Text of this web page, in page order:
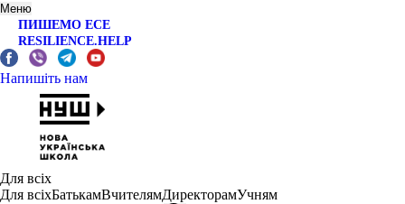
Меню
ПИШЕМО ЕСЕ
RESILIENCE.HELP
Напишіть нам
Для всіх
Для всіхБатькамВчителямДиректорамУчням